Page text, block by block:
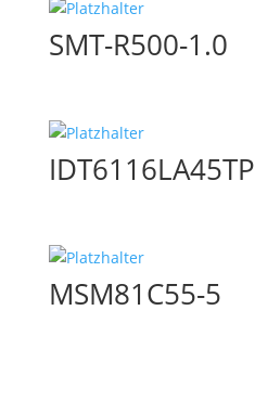
SMT-R500-1.0
IDT6116LA45TP
MSM81C55-5